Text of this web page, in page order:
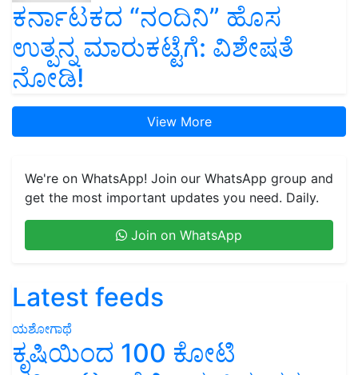
ಕರ್ನಾಟಕದ “ನಂದಿನಿ” ಹೊಸ
ಉತ್ಪನ್ನ ಮಾರುಕಟ್ಟೆಗೆ: ವಿಶೇಷತೆ
ನೋಡಿ!
View More
We're on WhatsApp! Join our WhatsApp group and
get the most important updates you need. Daily.
Join on WhatsApp
Latest feeds
ಯಶೋಗಾಥೆ
ಕೃಷಿಯಿಂದ 100 ಕೋಟಿ